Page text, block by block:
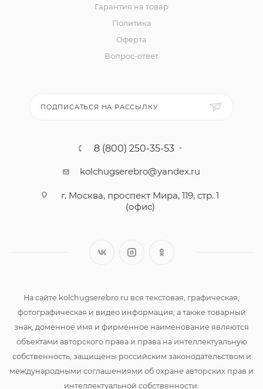
Гарантия на товар
Политика
Оферта
Вопрос-ответ
ПОДПИСАТЬСЯ НА РАССЫЛКУ
8 (800) 250-35-53
kolchugserebro@yandex.ru
г. Москва, проспект Мира, 119, стр. 1
(офис)
На сайте kolchugserebro.ru вся текстовая, графическая,
фотографическая и видео информация, а также товарный
знак, доменное имя и фирменное наименование являются
объектами авторского права и права на интеллектуальную
собственность, защищены российским законодательством и
международными соглашениями об охране авторских прав и
интеллектуальной собственности.